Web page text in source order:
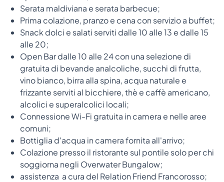
Serata maldiviana e serata barbecue;
Prima colazione, pranzo e cena con servizio a buffet;
Snack dolci e salati serviti dalle 10 alle 13 e dalle 15
alle 20;
Open Bar dalle 10 alle 24 con una selezione di
gratuita di bevande analcoliche, succhi di frutta,
vino bianco, birra alla spina, acqua naturale e
frizzante serviti al bicchiere, thè e caffè americano,
alcolici e superalcolici locali;
Connessione Wi-Fi gratuita in camera e nelle aree
comuni;
Bottiglia d'acqua in camera fornita all'arrivo;
Colazione presso il ristorante sul pontile solo per chi
soggiorna negli Overwater Bungalow;
assistenza a cura del Relation Friend Francorosso;